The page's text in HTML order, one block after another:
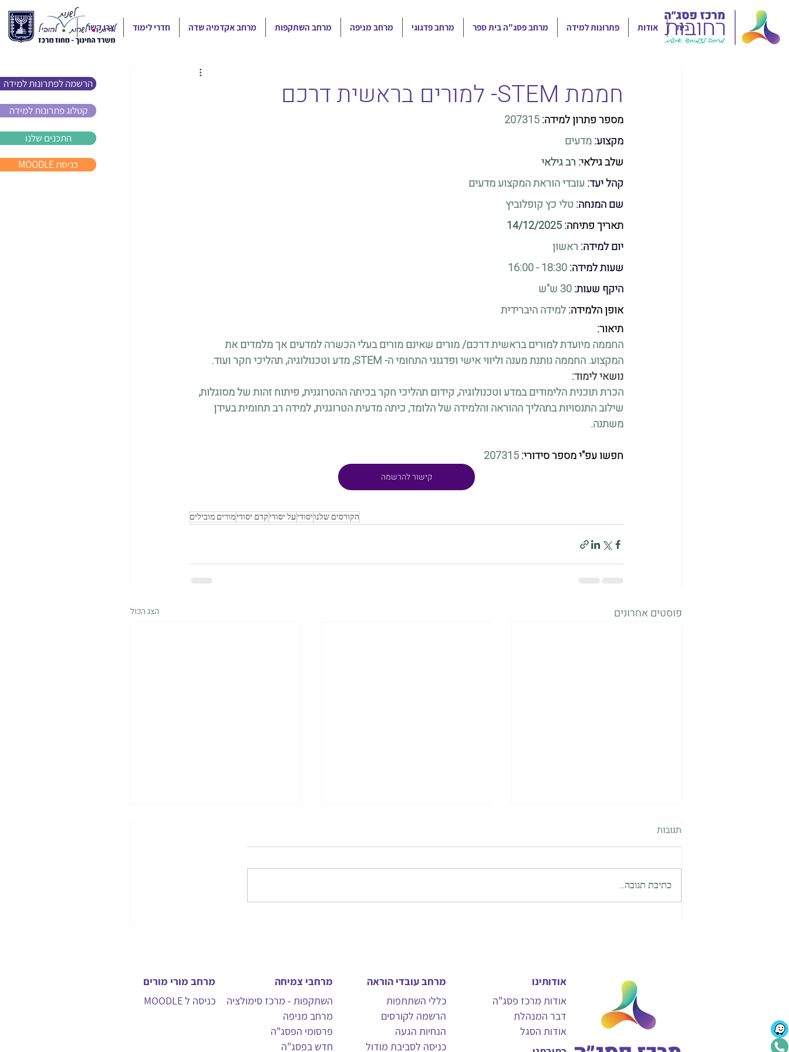
הרשמה לפתרונות למידה
קטלוג פתרונות למידה
התכנים שלנו
MOODLE כניסת
בית אודות פתרונות למידה מרחב פסג"ה בית ספר מרחב פדגוגי מרחב מניפה מרחב השתקפות מרחב אקדמיה שדה חדרי לימוד צרו קשר
חממת STEM- למורים בראשית דרכם
מספר פתרון למידה: 207315
מקצוע: מדעים
שלב גילאי: רב גילאי
קהל יעד: עובדי הוראת המקצוע מדעים
שם המנחה: טלי כץ קופלוביץ
תאריך פתיחה: 14/12/2025
יום למידה: ראשון
שעות למידה:
היקף שעות:
אופן הלמידה: למידה היברידית
תיאור:
החממה מיועדת למורים בראשית דרכם/ מורים שאינם מורים בעלי הכשרה למדעים אך מלמדים את
המקצוע. החממה נותנת מענה וליווי אישי ופדגוגי התחומי ה- STEM, מדע וטכנולוגיה, תהליכי חקר ועוד.
נושאי לימוד:
הכרת תוכנית הלימודים במדע וטכנולוגיה, קידום תהליכי חקר בכיתה ההטרוגנית, פיתוח זהות של מסוגלות,
שילוב התנסויות בתהליך ההוראה והלמידה של הלומד, כיתה מדעית הטרוגנית, למידה רב תחומית בעידן
משתנה.
חפשו עפ"י מספר סידורי: 207315
קישור להרשמה
הקורסים שלנויסודיעל יסודיקדם יסודימורים מובילים
פוסטים אחרונים הצג הכול
זום-in
תגובות
כתיבת תגובה...
מרחב מורי מורים
כניסה ל MOODLE
מרחבי צמיחה
השתקפות - מרכז סימולציה
מרחב מניפה
פרסומי הפסג"ה
חדש בפסג"ה
מרחב עובדי הוראה
כללי השתתפות
הרשמה לקורסים
הנחיות הגעה
כניסה לסביבת מודול
אודותינו
אודות מרכז פסג"ה
דבר המנהלת
אודות הסגל